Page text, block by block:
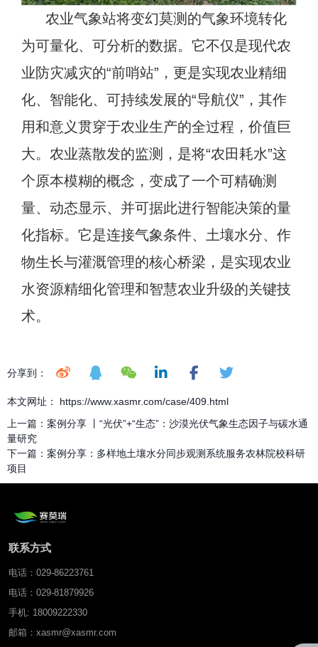
农业气象站将变幻莫测的气象环境转化
为可量化、可分析的数据。它不仅是现代农
业防灾减灾的“前哨站”，更是实现农业精细
化、智能化、可持续发展的“导航仪”，其作
用和意义贯穿于农业生产的全过程，价值巨
大。农业蒸散发的监测，是将“农田耗水”这
个原本模糊的概念，变成了一个可精确测
量、动态显示、并可据此进行智能决策的量
化指标。它是连接气象条件、土壤水分、作
物生长与灌溉管理的核心桥梁，是实现农业
水资源精细化管理和智慧农业升级的关键技
术。
分享到：
本文网址： https://www.xasmr.com/case/409.html
上一篇： 案例分享 丨“光伏”+“生态”：沙漠光伏气象生态因子与碳水通
量研究
下一篇： 案例分享：多样地土壤水分同步观测系统服务农林院校科研
项目
联系方式
电话：029-86223761
电话：029-81879926
手机: 18009222330
邮箱：xasmr@xasmr.com